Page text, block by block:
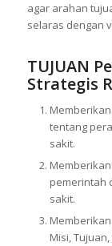
agar arahan
selaras dengan
TUJUAN
Strategis
tentang
sakit.
pemerintah
sakit.
Misi,